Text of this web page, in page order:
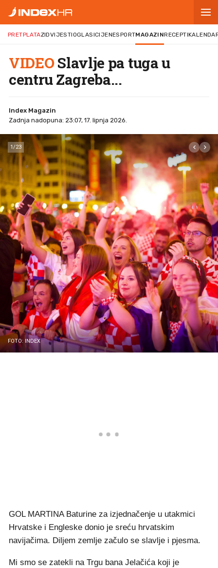
PRETPLATAZIDVIJESTIOGLASICIJENESPORTMAGAZINRECEPTI
VIDEOSlavlje pa tuga u
centru Zagreba...
Index Magazin
Zadnja nadopuna: 23:07, 17. lipnja 2026.
1/23
FOTO: INDEX
GOL MARTINA Baturine za izjednačenje u utakmici
Hrvatske i Engleske donio je sreću hrvatskim
navijačima. Diljem zemlje začulo se slavlje i pjesma.
Mi smo se zatekli na Trgu bana Jelačića koji je